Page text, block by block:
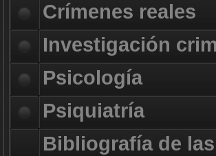
Crímenes reales
Investigación
Psicología
Psiquiatría
Bibliografía de